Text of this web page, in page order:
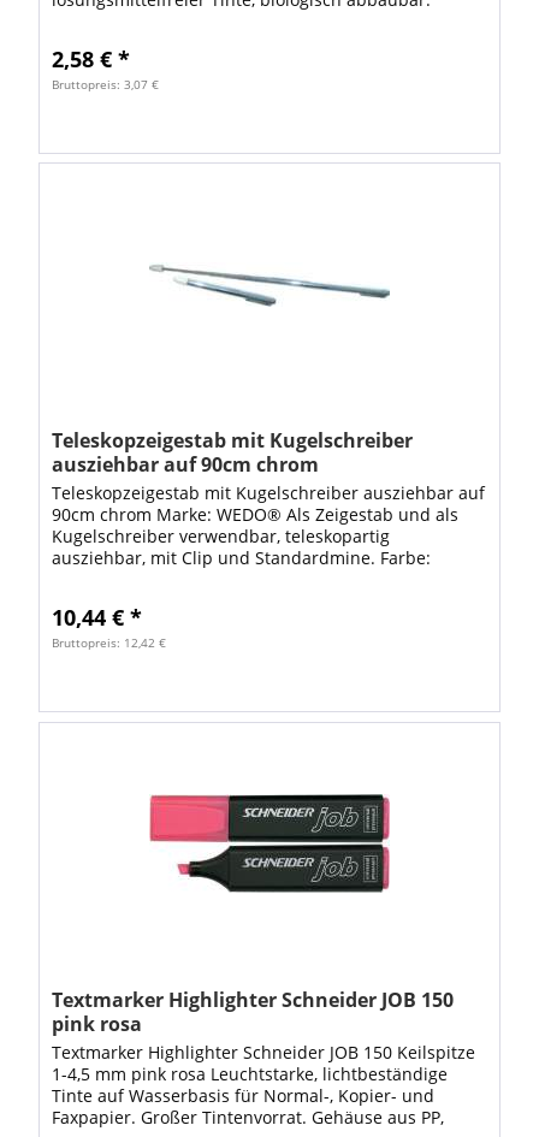
2,58 € *
Bruttopreis: 3,07 €
Teleskopzeigestab mit Kugelschreiber
ausziehbar auf 90cm chrom
Teleskopzeigestab mit Kugelschreiber ausziehbar auf
90cm chrom Marke: WEDO® Als Zeigestab und als
Kugelschreiber verwendbar, teleskopartig
ausziehbar, mit Clip und Standardmine. Farbe:
10,44 € *
Bruttopreis: 12,42 €
Textmarker Highlighter Schneider JOB 150
pink rosa
Textmarker Highlighter Schneider JOB 150 Keilspitze
1-4,5 mm pink rosa Leuchtstarke, lichtbeständige
Tinte auf Wasserbasis für Normal-, Kopier- und
Faxpapier. Großer Tintenvorrat. Gehäuse aus PP,